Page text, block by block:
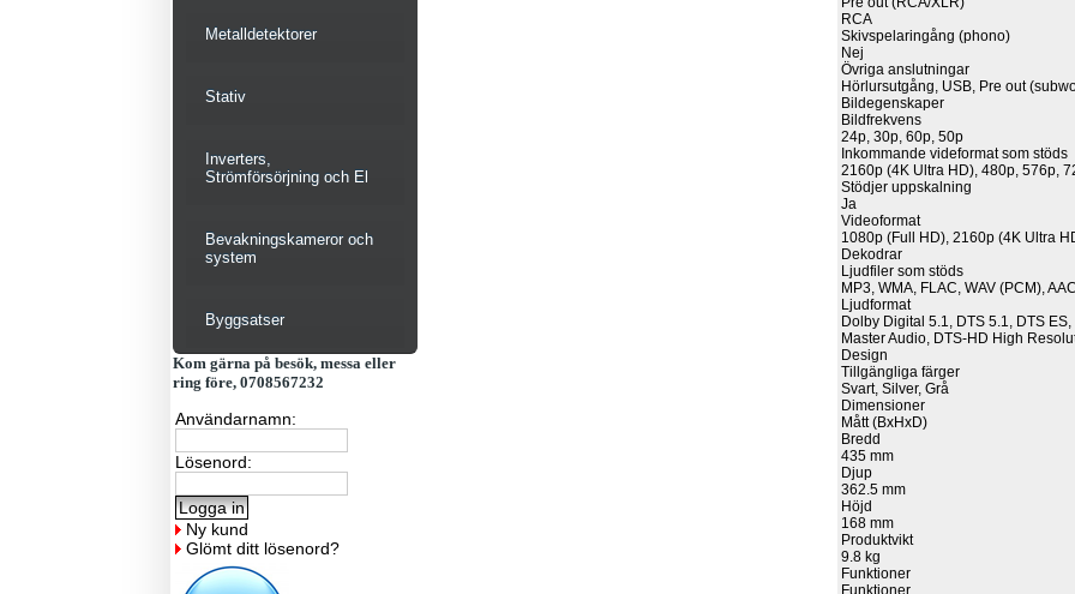
Metalldetektorer
Stativ
Inverters,
Strömförsörjning och El
Bevakningskameror och
system
Byggsatser
Kom gärna på besök, messa eller
ring före, 0708567232
Användarnamn:
Lösenord:
Ny kund
Glömt ditt lösenord?
RCA
Skivspelaringång (phono)
Nej
Övriga anslutningar
Hörlursutgång, USB, Pre out
Bildegenskaper
Bildfrekvens
24p, 30p, 60p, 50p
Inkommande videformat som stöds
2160p (4K Ultra HD), 480p, 576p,
Stödjer uppskalning
Ja
Videoformat
1080p (Full HD), 2160p (4K Ultra
Dekodrar
Ljudfiler som stöds
MP3, WMA, FLAC, WAV (PCM),
Ljudformat
Dolby Digital 5.1, DTS 5.1, DTS
Master Audio, DTS-HD High
Design
Tillgängliga färger
Svart, Silver, Grå
Dimensioner
Mått (BxHxD)
Bredd
435 mm
Djup
362.5 mm
Höjd
168 mm
Produktvikt
9.8 kg
Funktioner
Funktioner